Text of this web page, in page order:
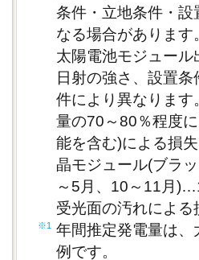
条件・立地条件・
なる場合がありま
太陽電池モジュー
日射の強さ、設置
件により異なりま
量の70～80％程度
能を含む)による損
晶モジュール(ブラ
～5月、10～11月
受光面の汚れによ
※1
年間推定発電量は、
例です。